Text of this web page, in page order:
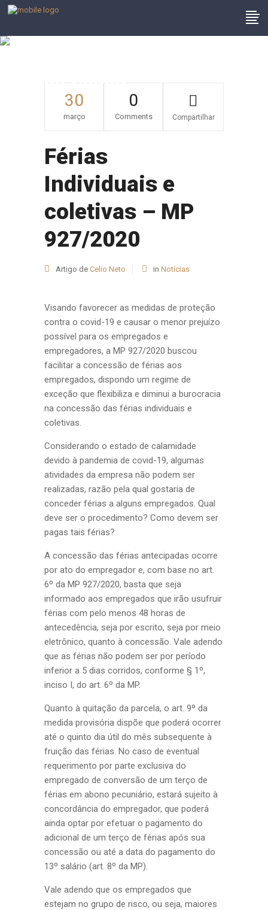
927/2020
30
março
0
Comments Compartilhar
Férias
Individuais e
coletivas – MP
927/2020
Artigo de Celio Neto in Notícias
Visando favorecer as medidas de proteção
contra o covid-19 e causar o menor prejuízo
possível para os empregados e
empregadores, a MP 927/2020 buscou
facilitar a concessão de férias aos
empregados, dispondo um regime de
exceção que flexibiliza e diminui a burocracia
na concessão das férias individuais e
coletivas.
Considerando o estado de calamidade
devido à pandemia de covid-19, algumas
atividades da empresa não podem ser
realizadas, razão pela qual gostaria de
conceder férias a alguns empregados. Qual
deve ser o procedimento? Como devem ser
pagas tais férias?
A concessão das férias antecipadas ocorre
por ato do empregador e, com base no art.
6º da MP 927/2020, basta que seja
informado aos empregados que irão usufruir
férias com pelo menos 48 horas de
antecedência, seja por escrito, seja por meio
eletrônico, quanto à concessão. Vale adendo
que as férias não podem ser por período
inferior a 5 dias corridos, conforme § 1º,
inciso I, do art. 6º da MP.
Quanto à quitação da parcela, o art. 9º da
medida provisória dispõe que poderá ocorrer
até o quinto dia útil do mês subsequente à
fruição das férias. No caso de eventual
requerimento por parte exclusiva do
empregado de conversão de um terço de
férias em abono pecuniário, estará sujeito à
concordância do empregador, que poderá
ainda optar por efetuar o pagamento do
adicional de um terço de férias após sua
concessão ou até a data do pagamento do
13º salário (art. 8º da MP).
Vale adendo que os empregados que
estejam no grupo de risco, ou seja, maiores